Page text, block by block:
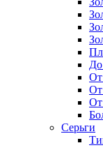
От
От
От
Серьги